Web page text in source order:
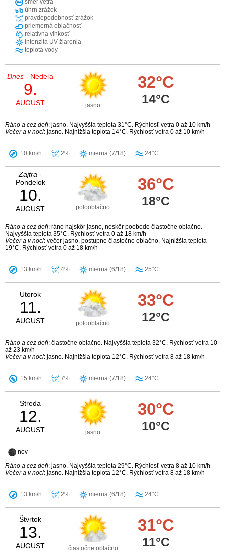
smer vetra
úhrn zrážok
pravdepodobnosť zrážok
priemerná oblačnosť
relatívna vlhkosť
intenzita UV žiarenia
teplota vody
Dnes - Nedeľa
9.
AUGUST jasno
32°C
14°C
Ráno a cez deň: jasno. Najvyššia teplota 31°C. Rýchlosť vetra 0 až 10 km/h
Večer a v noci: jasno. Najnižšia teplota 14°C. Rýchlosť vetra 0 až 10 km/h
10 km/h 2% mierna (7/18) 24°C
Zajtra -
Pondelok
10.
AUGUST polooblačno
36°C
18°C
Ráno a cez deň: ráno najskôr jasno, neskôr poobede čiastočne oblačno.
Najvyššia teplota 35°C. Rýchlosť vetra 0 až 18 km/h
Večer a v noci: večer jasno, postupne čiastočne oblačno. Najnižšia teplota
19°C. Rýchlosť vetra 0 až 18 km/h
13 km/h 4% mierna (6/18) 25°C
Utorok
11.
AUGUST polooblačno
33°C
12°C
Ráno a cez deň: čiastočne oblačno. Najvyššia teplota 32°C. Rýchlosť vetra 10
až 23 km/h
Večer a v noci: jasno. Najnižšia teplota 12°C. Rýchlosť vetra 8 až 18 km/h
15 km/h 7% mierna (7/18) 24°C
Streda
12.
AUGUST jasno
30°C
10°C
nov
Ráno a cez deň: jasno. Najvyššia teplota 29°C. Rýchlosť vetra 8 až 10 km/h
Večer a v noci: jasno. Najnižšia teplota 12°C. Rýchlosť vetra 8 až 18 km/h
13 km/h 2% mierna (6/18) 24°C
Štvrtok
13.
AUGUST čiastočne oblačno
31°C
11°C